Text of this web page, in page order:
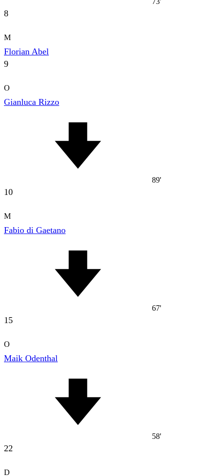
8
M
Florian Abel
9
O
Gianluca Rizzo
89'
10
M
Fabio di Gaetano
67'
15
O
Maik Odenthal
58'
22
D